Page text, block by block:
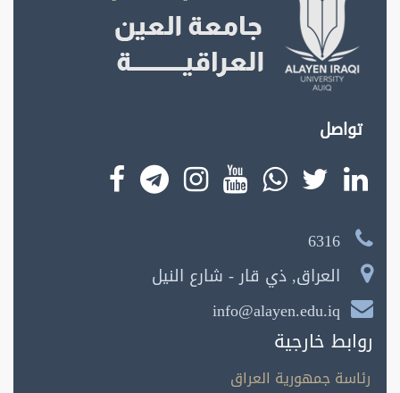
تواصل
6316
العراق, ذي قار - شارع النيل
info@alayen.edu.iq
روابط خارجية
رئاسة جمهورية العراق